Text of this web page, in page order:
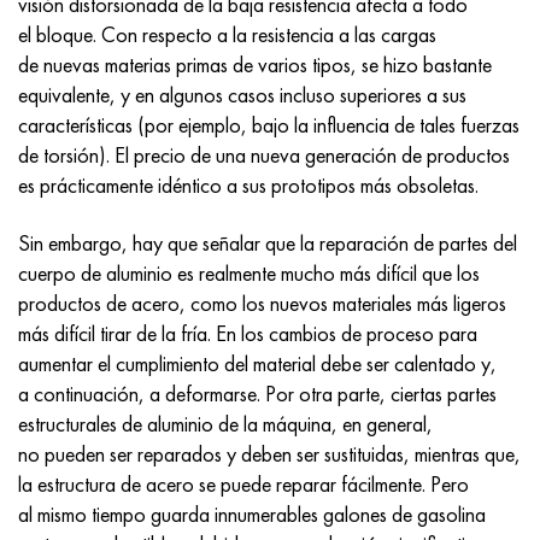
el bloque. Con respecto a la resistencia a las cargas
de nuevas materias primas de varios tipos, se hizo bastante
equivalente, y en algunos casos incluso superiores a sus
características (por ejemplo, bajo la influencia de tales fuerzas
de torsión). El precio de una nueva generación de productos
es prácticamente idéntico a sus prototipos más obsoletas.
Sin embargo, hay que señalar que la reparación de partes del
cuerpo de aluminio es realmente mucho más difícil que los
productos de acero, como los nuevos materiales más ligeros
más difícil tirar de la fría. En los cambios de proceso para
aumentar el cumplimiento del material debe ser calentado y,
a continuación, a deformarse. Por otra parte, ciertas partes
estructurales de aluminio de la máquina, en general,
no pueden ser reparados y deben ser sustituidas, mientras que,
la estructura de acero se puede reparar fácilmente. Pero
al mismo tiempo guarda innumerables galones de gasolina
Incotherm
incotest
Jette M152
Cobalto 6B
maraging 250
René 41
Maraging 300
Maraging 350
MP35N
47ND
47НХР
49KF
49K2F, 49K2FA-VI
Aleación 50N
Aleación 50NP
50NHS
Aleación 52N
52K12F
HN62VMYUT
HN62MVKYU
HN63MB
XN65VM
KhN65VMTYu
KhN67MVTYu
KhN68VKTYU
KhN68VMTYUK-vd
KhN70VMTYu
VT-35
PT-1M
PT-3V
PT-7M
2B
SPT-2 sv
A LAS 3
3M
TL3
1.4466 - AISI 310MoLn
Aleación Al6xn
15-7Ph® - 1.4532
PH 13-8 meses - 1.4534
1.4542 - 17-4Ph®
Custom 455® - 1.4543 - uns s45500
1.4545 - 15-5Ph®
1.4548 - 17-4Ph®
1.4550 - AISI 347
10X17H13M3T
10X18N18Yu4D
11X11N2V2MF
12Х18Н9Т
13X11N2V2MF
15x11mf
15х12vnmf
15Х12Н2MVFAB
15X16K5N2MVFAB
2,0872, CuNi10Fe1Mn, Cw352h
Bronce aluminio silicio
CW301G, C64200
bronce de silicio
C65500, CuAl11Fe3
C65620, CuSi3Fe2Zn3
C65100, CuSi1.5
Bronce estaño-plomo
c92200, CuSn6Zn4Pb2
latón rojo
C84400, CuSn2ZnPb
C83600, CuSn5ZnPb
45G2, 45g2, AISI 1144
Aleación de acero estructural
10g2, 10g2, AISI 1513
12X2H4A, 15NiCr13, 1.5752
AC14, 11SMnPb30
20G, 20mn5
20XH3A, AISI 4320, 20hn3a
20HM, 24CrMo5, 20hm
25KhGM, 20CrMo5, 1.7264
Р6М5, 1.3343, hs6-5-2, sw7m
Р6М5К5, 1.3243, hs6-5-2-5
R6M5F3, 1.3344, hs6-5-3
9М4К8,1.3207
R12F3, 1.3318, sw12
P18, 1,3355, hs18-0-1, sw18
Acero carbono
10,1.1645, C105W1
11G12, 110G13L, X120Mn12